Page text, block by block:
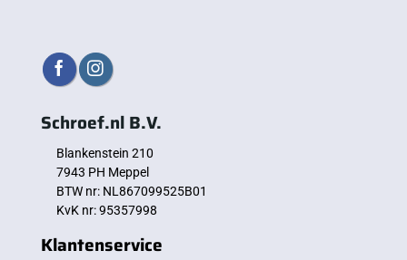
Schroef.nl B.V.
Blankenstein 210
7943 PH Meppel
BTW nr: NL867099525B01
KvK nr: 95357998
Klantenservice